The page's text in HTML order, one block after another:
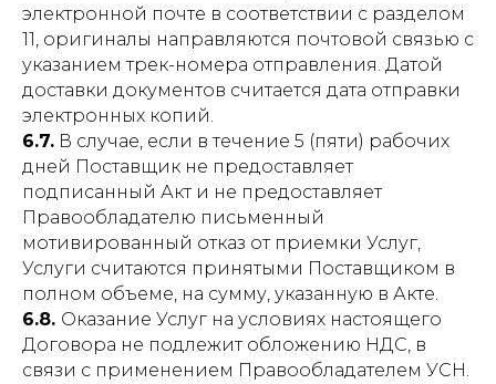
электронной почте в соответствии с разделом
11, оригиналы направляются почтовой связью с
указанием трек-номера отправления. Датой
доставки документов считается дата отправки
электронных копий.
6.7. В случае, если в течение 5 (пяти) рабочих
дней Поставщик не предоставляет
подписанный Акт и не предоставляет
Правообладателю письменный
мотивированный отказ от приемки Услуг,
Услуги считаются принятыми Поставщиком в
полном объеме, на сумму, указанную в Акте.
6.8. Оказание Услуг на условиях настоящего
Договора не подлежит обложению НДС, в
связи с применением Правообладателем УСН.